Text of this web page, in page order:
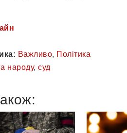
Важливо, Політика
народу, суд